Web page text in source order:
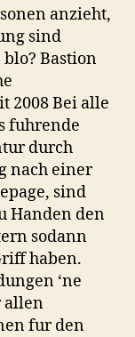
Der
selbst
anzieht,
sind
Bastion
2008 Bei alle
fuhrende
durch
nach einer
sind
Handen den
sodann
haben.
‘ne
allen
fur den